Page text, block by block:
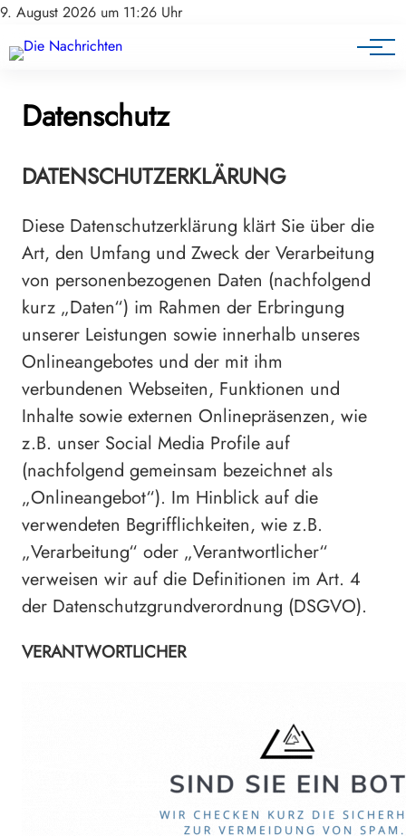
9. August 2026 um 11:26 Uhr
Datenschutz
DATENSCHUTZERKLÄRUNG
Diese Datenschutzerklärung klärt Sie über die
Art, den Umfang und Zweck der Verarbeitung
von personenbezogenen Daten (nachfolgend
kurz „Daten“) im Rahmen der Erbringung
unserer Leistungen sowie innerhalb unseres
Onlineangebotes und der mit ihm
verbundenen Webseiten, Funktionen und
Inhalte sowie externen Onlinepräsenzen, wie
z.B. unser Social Media Profile auf
(nachfolgend gemeinsam bezeichnet als
„Onlineangebot“). Im Hinblick auf die
verwendeten Begrifflichkeiten, wie z.B.
„Verarbeitung“ oder „Verantwortlicher“
verweisen wir auf die Definitionen im Art. 4
der Datenschutzgrundverordnung (DSGVO).
VERANTWORTLICHER